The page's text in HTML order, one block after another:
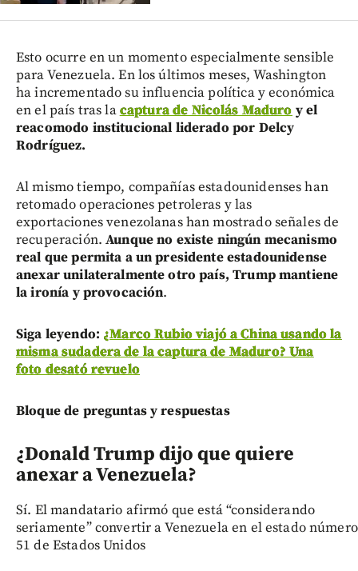
Esto ocurre en un momento especialmente sensible
para Venezuela. En los últimos meses, Washington
ha incrementado su influencia política y económica
en el país tras lacaptura de Nicolás Maduro y el
reacomodo institucional liderado por Delcy
Rodríguez.
Al mismo tiempo, compañías estadounidenses han
retomado operaciones petroleras y las
exportaciones venezolanas han mostrado señales de
recuperación.Aunque no existe ningún mecanismo
real que permita a un presidente estadounidense
anexar unilateralmente otro país, Trump mantiene
la ironía y provocación.
Siga leyendo: ¿Marco Rubio viajó a China usando la
misma sudadera de la captura de Maduro? Una
foto desató revuelo
Bloque de preguntas y respuestas
¿Donald Trump dijo que quiere
anexar a Venezuela?
Sí. El mandatario afirmó que está “considerando
seriamente” convertir a Venezuela en el estado número
51 de Estados Unidos